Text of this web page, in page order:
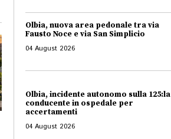
Olbia, nuova area pedonale tra via
Fausto Noce e via San Simplicio
04 August 2026
Olbia, incidente autonomo sulla 125:la
conducente in ospedale per
accertamenti
04 August 2026